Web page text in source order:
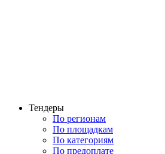
Тендеры
По регионам
По площадкам
По категориям
По предоплате